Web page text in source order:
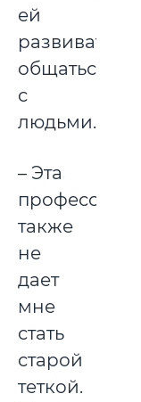
ей
развиваться,
общаться
с
людьми.
– Эта
профессия
также
не
дает
мне
стать
старой
теткой.